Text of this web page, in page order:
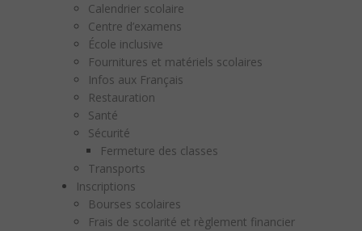
Calendrier scolaire
Centre d’examens
École inclusive
Fournitures et matériels scolaires
Infos aux Français
Restauration
Santé
Sécurité
Fermeture des classes
Transports
Inscriptions
Bourses scolaires
Frais de scolarité et règlement financier